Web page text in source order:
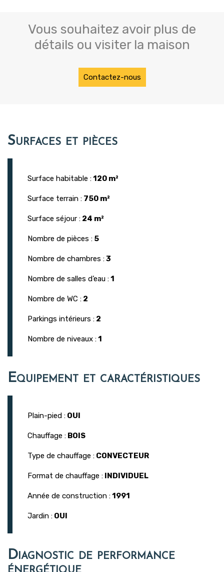
Vous souhaitez avoir plus de
détails ou visiter la maison
Contactez-nous
Surfaces et pièces
Surface habitable :120 m²
Surface terrain : 750 m²
Surface séjour : 24 m²
Nombre de pièces : 5
Nombre de chambres :3
Nombre de salles d’eau :1
Nombre de WC : 2
Parkings intérieurs : 2
Nombre de niveaux :1
Equipement et caractéristiques
Plain-pied : OUI
Chauffage : BOIS
Type de chauffage : CONVECTEUR
Format de chauffage : INDIVIDUEL
Année de construction :1991
Jardin : OUI
Diagnostic de performance